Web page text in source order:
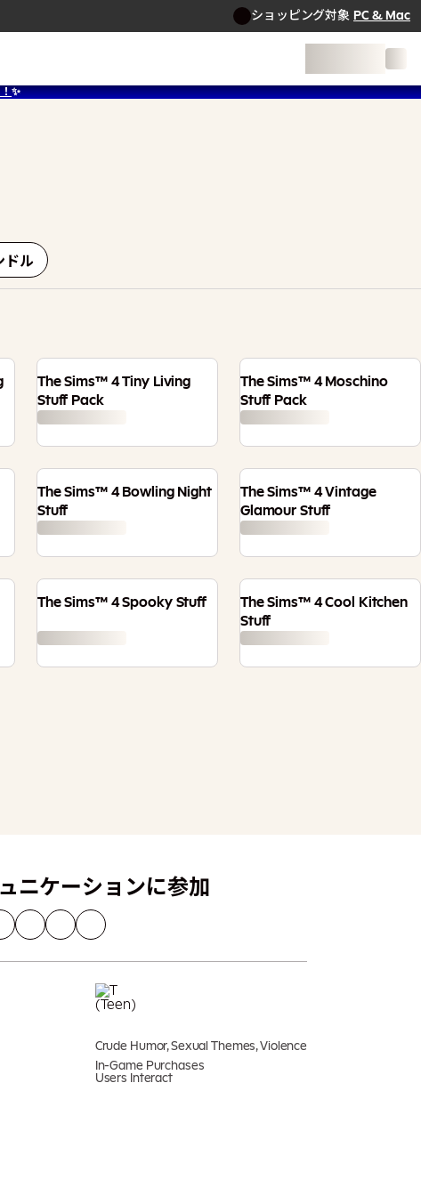
ショッピング対象 PC & Mac
✨
ドル
The Sims™ 4 Tiny Living
Stuff Pack
The Sims™ 4 Moschino
Stuff Pack
The Sims™ 4 Bowling Night
Stuff
The Sims™ 4 Vintage
Glamour Stuff
The Sims™ 4 Spooky Stuff
The Sims™ 4 Cool Kitchen
Stuff
ニケーションに参加
Crude Humor, Sexual Themes, Violence
In-Game Purchases
Users Interact